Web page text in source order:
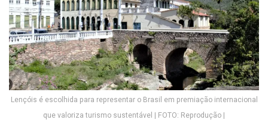
Lençóis é escolhida para representar o Brasil em premiação internacional
que valoriza turismo sustentável | FOTO: Reprodução |